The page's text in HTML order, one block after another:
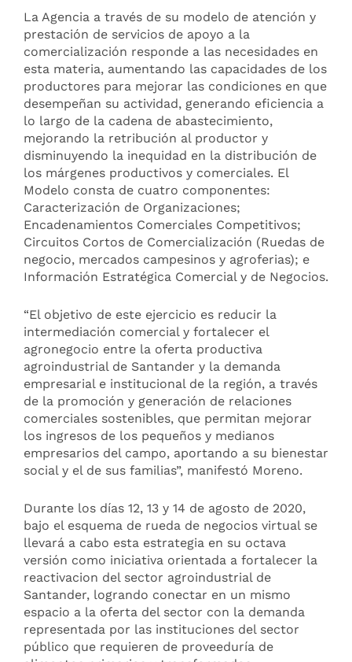
La Agencia a través de su modelo de atención y
prestación de servicios de apoyo a la
comercialización responde a las necesidades en
esta materia, aumentando las capacidades de los
productores para mejorar las condiciones en que
desempeñan su actividad, generando eficiencia a
lo largo de la cadena de abastecimiento,
mejorando la retribución al productor y
disminuyendo la inequidad en la distribución de
los márgenes productivos y comerciales. El
Modelo consta de cuatro componentes:
Caracterización de Organizaciones;
Encadenamientos Comerciales Competitivos;
Circuitos Cortos de Comercialización (Ruedas de
negocio, mercados campesinos y agroferias); e
Información Estratégica Comercial y de Negocios.
“El objetivo de este ejercicio es reducir la
intermediación comercial y fortalecer el
agronegocio entre la oferta productiva
agroindustrial de Santander y la demanda
empresarial e institucional de la región, a través
de la promoción y generación de relaciones
comerciales sostenibles, que permitan mejorar
los ingresos de los pequeños y medianos
empresarios del campo, aportando a su bienestar
social y el de sus familias”, manifestó Moreno.
Durante los días 12, 13 y 14 de agosto de 2020,
bajo el esquema de rueda de negocios virtual se
llevará a cabo esta estrategia en su octava
versión como iniciativa orientada a fortalecer la
reactivacion del sector agroindustrial de
Santander, logrando conectar en un mismo
espacio a la oferta del sector con la demanda
representada por las instituciones del sector
público que requieren de proveeduría de